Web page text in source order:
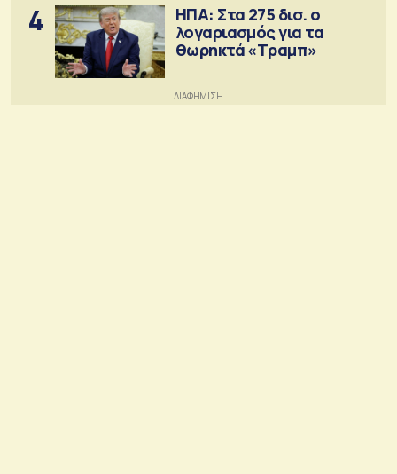
4
ΗΠΑ: Στα 275 δισ. ο
λογαριασμός για τα
θωρηκτά «Τραμπ»